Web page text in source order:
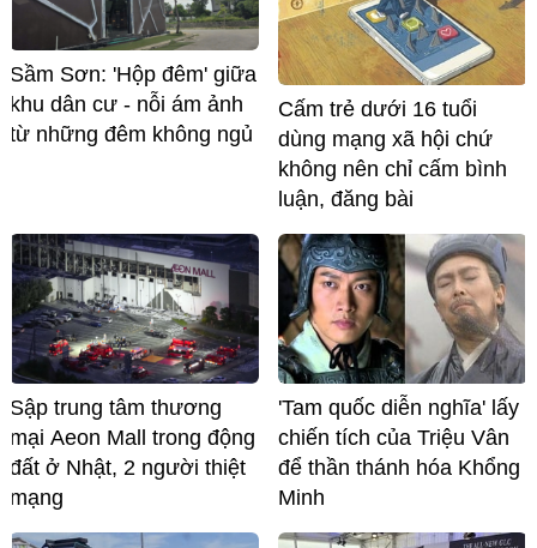
Sầm Sơn: 'Hộp đêm' giữa
khu dân cư - nỗi ám ảnh
từ những đêm không ngủ
Cấm trẻ dưới 16 tuổi
dùng mạng xã hội chứ
không nên chỉ cấm bình
luận, đăng bài
Sập trung tâm thương
mại Aeon Mall trong động
đất ở Nhật, 2 người thiệt
mạng
'Tam quốc diễn nghĩa' lấy
chiến tích của Triệu Vân
để thần thánh hóa Khổng
Minh